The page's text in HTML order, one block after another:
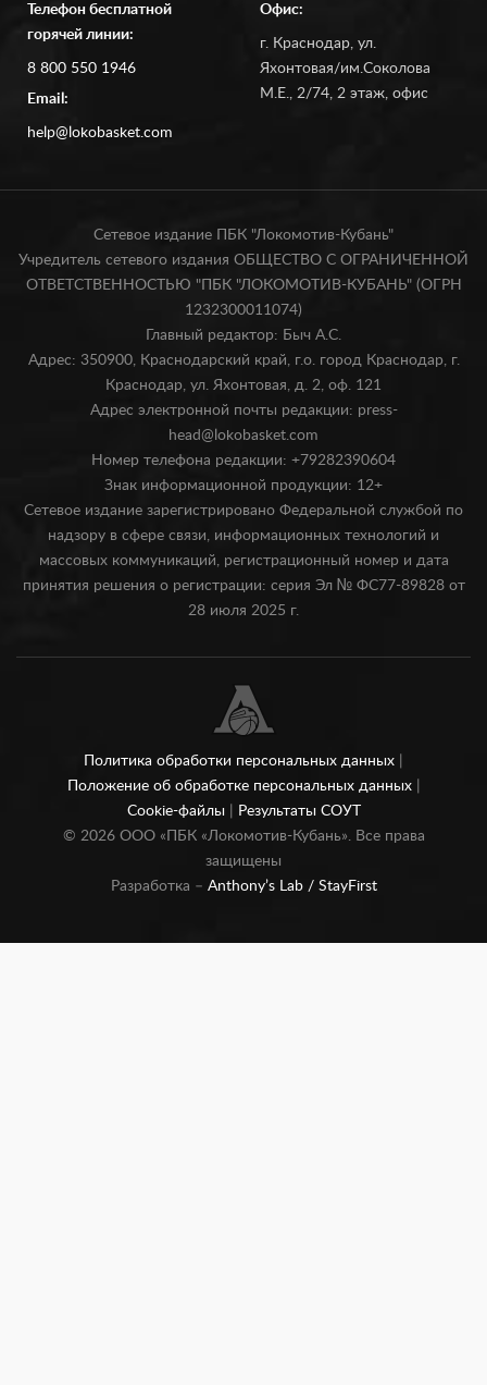
Телефон бесплатной
горячей линии:
8 800 550 1946
Email:
help@lokobasket.com
Офис:
г. Краснодар, ул.
Яхонтовая/им.Соколова
М.Е., 2/74, 2 этаж, офис
Сетевое издание ПБК "Локомотив-Кубань"
Учредитель сетевого издания ОБЩЕСТВО С ОГРАНИЧЕННОЙ
ОТВЕТСТВЕННОСТЬЮ "ПБК "ЛОКОМОТИВ-КУБАНЬ" (ОГРН
1232300011074)
Главный редактор: Быч А.С.
Адрес: 350900, Краснодарский край, г.о. город Краснодар, г.
Краснодар, ул. Яхонтовая, д. 2, оф. 121
Адрес электронной почты редакции: press-
head@lokobasket.com
Номер телефона редакции: +79282390604
Знак информационной продукции: 12+
Сетевое издание зарегистрировано Федеральной службой по
надзору в сфере связи, информационных технологий и
массовых коммуникаций, регистрационный номер и дата
принятия решения о регистрации: серия Эл № ФС77-89828 от
28 июля 2025 г.
Политика обработки персональных данных
Положение об обработке персональных данных
Cookie-файлы
Результаты СОУТ
© 2026ООО «ПБК «Локомотив-Кубань». Все права
защищены
Разработка – Anthony’s Lab / StayFirst